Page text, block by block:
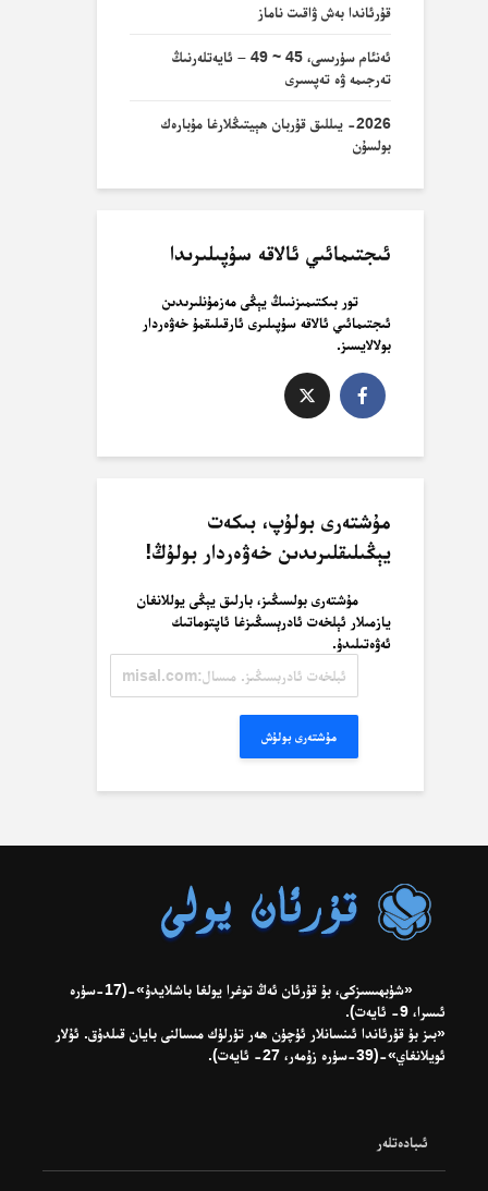
قۇرئاندا بەش ۋاقىت ناماز
ئەنئام سۈرىسى، 45 ~ 49 – ئايەتلەرنىڭ
تەرجىمە ۋە تەپسىرى
2026- يىللىق قۇربان ھېيتىڭلارغا مۇبارەك
بولسۇن
ئىجتىمائىي ئالاقە سۇپىلىرىدا
تور بىكتىمىزنىىڭ يېڭى مەزمۇنلىرىدىن
ئىجتىمائىي ئالاقە سۇپىلىرى ئارقىلىقمۇ خەۋەردار
بولالايسىز.
مۇشتەرى بولۇپ، بىكەت
يېڭىلىقلىرىدىن خەۋەردار بولۇڭ!
مۇشتەرى بولسىڭىز، بارلىق يېڭى يوللانغان
يازمىلار ئېلخەت ئادرېسىڭىزغا ئاپتوماتىك
ئەۋەتىلىدۇ.
ئادرېسىڭىز.
مۇشتەرى بولۇش
«شۈبھىسىزكى، بۇ قۇرئان ئەڭ توغرا يولغا باشلايدۇ»-(17-سۈرە
ئىسرا، 9- ئايەت).
«بىز بۇ قۇرئاندا ئىنسانلار ئۈچۈن ھەر تۈرلۈك مىسالنى بايان قىلدۇق. ئۇلار
ئويلانغاي»-(39-سۈرە زۇمەر، 27- ئايەت).
ئىبادەتلەر